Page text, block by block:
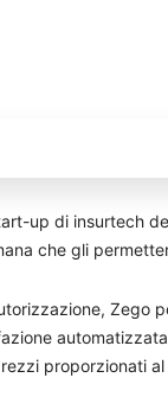
up di insurtech
che gli
Zego
proporzionati al